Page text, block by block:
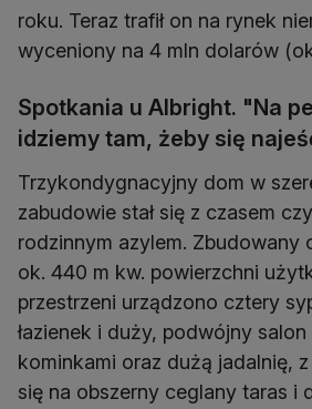
roku. Teraz trafił on na rynek
wyceniony na 4 mln dolarów
Spotkania u Albright. "Na
idziemy tam, żeby się
Trzykondygnacyjny dom w
zabudowie stał się z czasem
rodzinnym azylem. Zbudowany
ok. 440 m kw. powierzchni
przestrzeni urządzono cztery
łazienek i duży, podwójny
kominkami oraz dużą jadalnię,
się na obszerny ceglany taras i